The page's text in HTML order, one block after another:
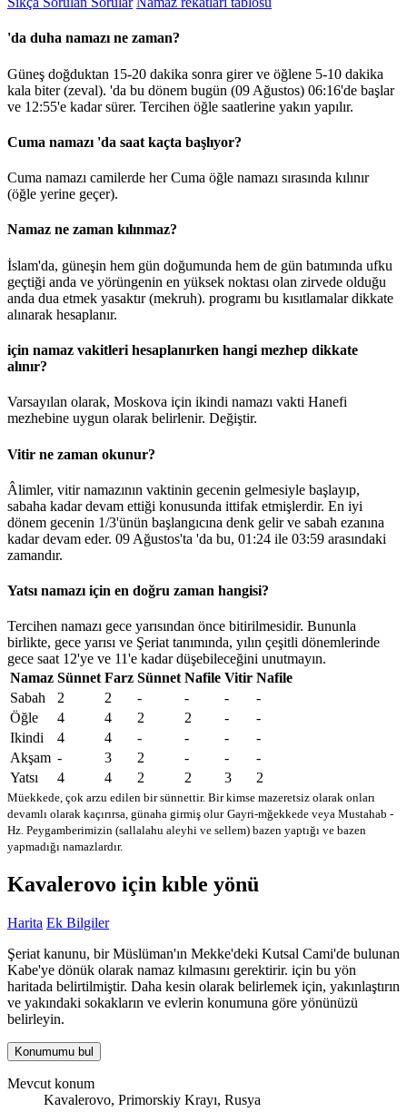
'da duha namazı ne zaman?
Güneş doğduktan 15-20 dakika sonra girer ve öğlene 5-10 dakika
kala biter (zeval). 'da bu dönem bugün (09 Ağustos) 06:16'de başlar
ve 12:55'e kadar sürer. Tercihen öğle saatlerine yakın yapılır.
Cuma namazı 'da saat kaçta başlıyor?
Cuma namazı camilerde her Cuma öğle namazı sırasında kılınır
(öğle yerine geçer).
Namaz ne zaman kılınmaz?
İslam'da, güneşin hem gün doğumunda hem de gün batımında ufku
geçtiği anda ve yörüngenin en yüksek noktası olan zirvede olduğu
anda dua etmek yasaktır (mekruh). programı bu kısıtlamalar dikkate
alınarak hesaplanır.
için namaz vakitleri hesaplanırken hangi mezhep dikkate
alınır?
Varsayılan olarak, Moskova için ikindi namazı vakti Hanefi
mezhebine uygun olarak belirlenir. Değiştir.
Vitir ne zaman okunur?
Âlimler, vitir namazının vaktinin gecenin gelmesiyle başlayıp,
sabaha kadar devam ettiği konusunda ittifak etmişlerdir. En iyi
dönem gecenin 1/3'ünün başlangıcına denk gelir ve sabah ezanına
kadar devam eder. 09 Ağustos'ta 'da bu, 01:24 ile 03:59 arasındaki
zamandır.
Yatsı namazı için en doğru zaman hangisi?
Tercihen namazı gece yarısından önce bitirilmesidir. Bununla
birlikte, gece yarısı ve Şeriat tanımında, yılın çeşitli dönemlerinde
gece saat 12'ye ve 11'e kadar düşebileceğini unutmayın.
Namaz Sünnet Farz Sünnet Nafile Vitir Nafile
Sabah
2 2 - - -
-
Öğle
4 4 2 2 -
-
Ikindi
4 4 - - -
-
Akşam - 3 2 - -
-
Yatsı
4 4 2 2 3 2
Müekkede, çok arzu edilen bir sünnettir. Bir kimse mazeretsiz olarak onları
devamlı olarak kaçırırsa, günaha girmiş olur Gayri-mğekkede veya Mustahab -
Hz. Peygamberimizin (sallalahu aleyhi ve sellem) bazen yaptığı ve bazen
yapmadığı namazlardır.
Kavalerovo için kıble yönü
Harita Ek Bilgiler
Şeriat kanunu, bir Müslüman'ın Mekke'deki Kutsal Cami'de bulunan
Kabe'ye dönük olarak namaz kılmasını gerektirir. için bu yön
haritada belirtilmiştir. Daha kesin olarak belirlemek için, yakınlaştırın
ve yakındaki sokakların ve evlerin konumuna göre yönünüzü
belirleyin.
Konumumu bul
Mevcut konum
Kavalerovo, Primorskiy Krayı, Rusya